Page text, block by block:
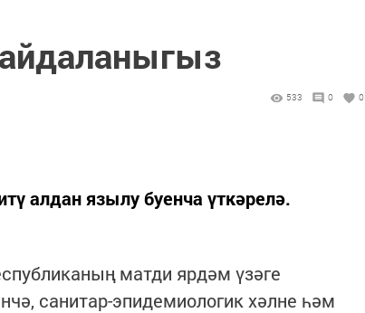
533 0 0
алдан язылу буенча үткәрелә.
матди ярдәм үзәге
санитар-эпидемиологик хәлне һәм